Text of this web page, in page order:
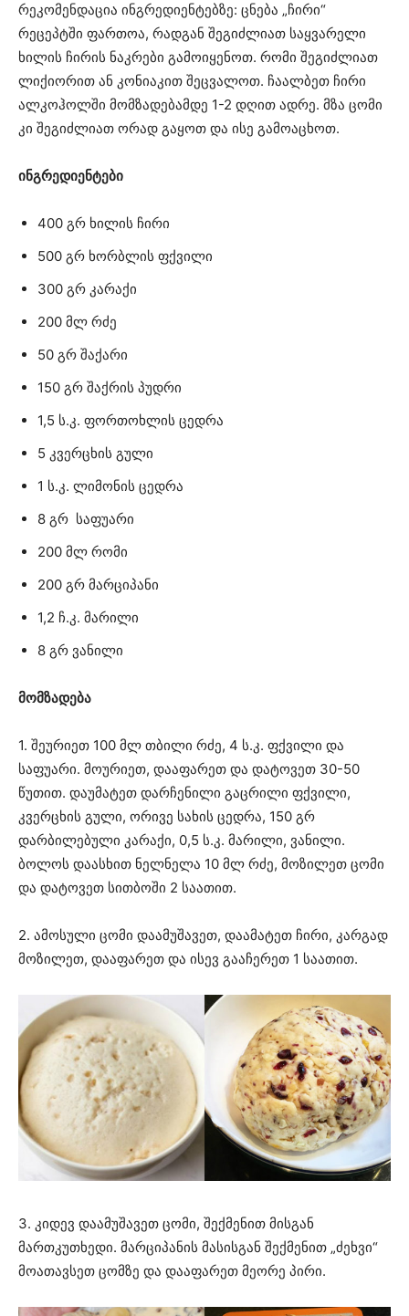
რეკომენდაცია ინგრედიენტებზე: ცნება „ჩირი“
რეცეპტში ფართოა, რადგან შეგიძლიათ საყვარელი
ხილის ჩირის ნაკრები გამოიყენოთ. რომი შეგიძლიათ
ლიქიორით ან კონიაკით შეცვალოთ. ჩაალბეთ ჩირი
ალკოჰოლში მომზადებამდე 1-2 დღით ადრე. მზა ცომი
კი შეგიძლიათ ორად გაყოთ და ისე გამოაცხოთ.
ინგრედიენტები
400 გრ ხილის ჩირი
500 გრ ხორბლის ფქვილი
300 გრ კარაქი
200 მლ რძე
50 გრ შაქარი
150 გრ შაქრის პუდრი
1,5 ს.კ. ფორთოხლის ცედრა
5 კვერცხის გული
1 ს.კ. ლიმონის ცედრა
8 გრ საფუარი
200 მლ რომი
200 გრ მარციპანი
1,2 ჩ.კ. მარილი
8 გრ ვანილი
მომზადება
1. შეურიეთ 100 მლ თბილი რძე, 4 ს.კ. ფქვილი და
საფუარი. მოურიეთ, დააფარეთ და დატოვეთ 30-50
წუთით. დაუმატეთ დარჩენილი გაცრილი ფქვილი,
კვერცხის გული, ორივე სახის ცედრა, 150 გრ
დარბილებული კარაქი, 0,5 ს.კ. მარილი, ვანილი.
ბოლოს დაასხით ნელნელა 10 მლ რძე, მოზილეთ ცომი
და დატოვეთ სითბოში 2 საათით.
2. ამოსული ცომი დაამუშავეთ, დაამატეთ ჩირი, კარგად
მოზილეთ, დააფარეთ და ისევ გააჩერეთ 1 საათით.
3. კიდევ დაამუშავეთ ცომი, შექმენით მისგან
მართკუთხედი. მარციპანის მასისგან შექმენით „ძეხვი“
მოათავსეთ ცომზე და დააფარეთ მეორე პირი.